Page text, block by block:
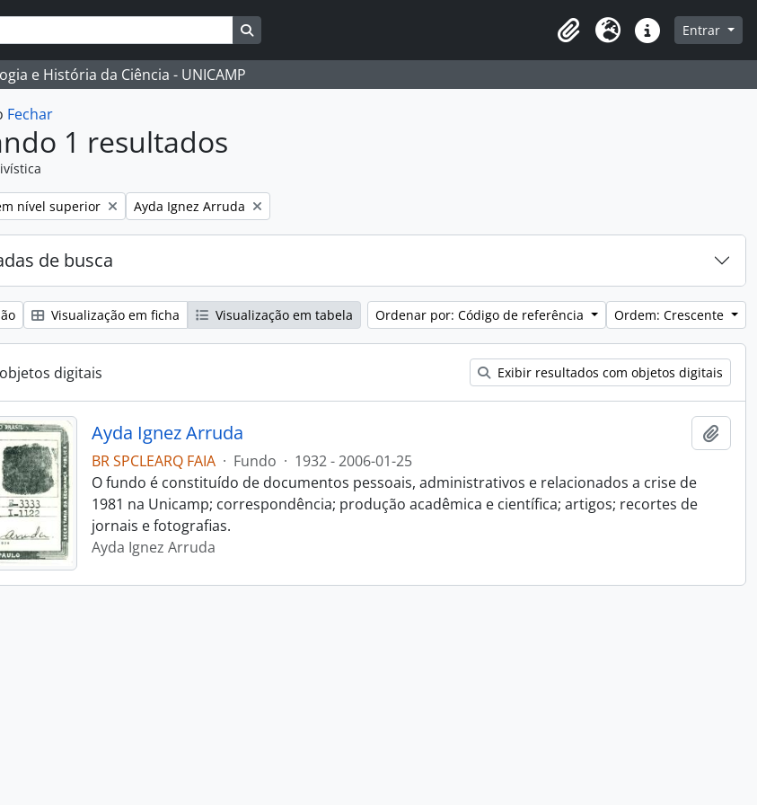
Clipboard
Idioma Atalhos Entrar
e História da Ciência - UNICAMP
Fechar
1 resultados
nível superior Remover filtro:
Ayda Ignez Arruda
de busca
Visualização em ficha Visualização em tabela Ordenar por: Código de referência Ordem: Crescente
digitais Exibir resultados com objetos digitais
Ayda Ignez Arruda
BR SPCLEARQ FAIA · Fundo · 1932 - 2006-01-25
O fundo é constituído de documentos pessoais, administrativos e relacionados a crise de
1981 na Unicamp; correspondência; produção acadêmica e científica; artigos; recortes de
jornais e fotografias.
Ayda Ignez Arruda